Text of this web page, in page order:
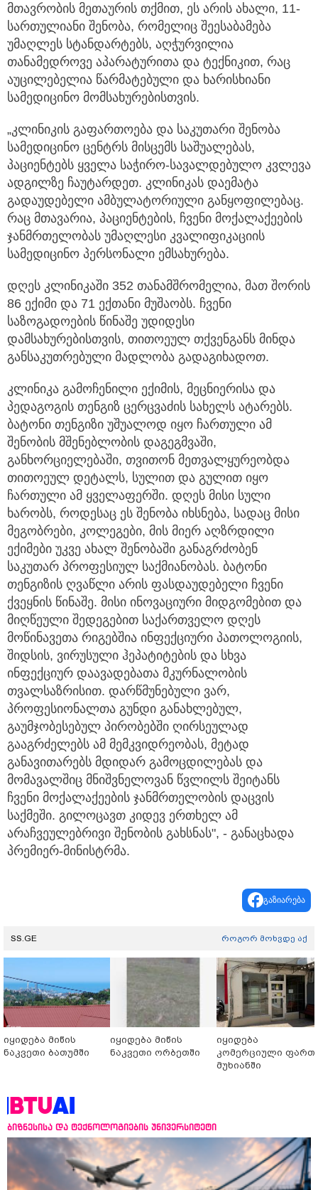
მთავრობის მეთაურის თქმით, ეს არის ახალი, 11-
სართულიანი შენობა, რომელიც შეესაბამება
უმაღლეს სტანდარტებს, აღჭურვილია
თანამედროვე აპარატურითა და ტექნიკით, რაც
აუცილებელია წარმატებული და ხარისხიანი
სამედიცინო მომსახურებისთვის.
„კლინიკის გაფართოება და საკუთარი შენობა
სამედიცინო ცენტრს მისცემს საშუალებას,
პაციენტებს ყველა საჭირო-სავალდებულო კვლევა
ადგილზე ჩაუტარდეთ. კლინიკას დაემატა
გადაუდებელი ამბულატორიული განყოფილებაც.
რაც მთავარია, პაციენტების, ჩვენი მოქალაქეების
ჯანმრთელობას უმაღლესი კვალიფიკაციის
სამედიცინო პერსონალი ემსახურება.
დღეს კლინიკაში 352 თანამშრომელია, მათ შორის
86 ექიმი და 71 ექთანი მუშაობს. ჩვენი
საზოგადოების წინაშე უდიდესი
დამსახურებისთვის, თითოეულ თქვენგანს მინდა
განსაკუთრებული მადლობა გადაგიხადოთ.
კლინიკა გამოჩენილი ექიმის, მეცნიერისა და
პედაგოგის თენგიზ ცერცვაძის სახელს ატარებს.
ბატონი თენგიზი უშუალოდ იყო ჩართული ამ
შენობის მშენებლობის დაგეგმვაში,
განხორციელებაში, თვითონ მეთვალყურეობდა
თითოეულ დეტალს, სულით და გულით იყო
ჩართული ამ ყველაფერში. დღეს მისი სული
ხარობს, როდესაც ეს შენობა იხსნება, სადაც მისი
მეგობრები, კოლეგები, მის მიერ აღზრდილი
ექიმები უკვე ახალ შენობაში განაგრძობენ
საკუთარ პროფესიულ საქმიანობას. ბატონი
თენგიზის ღვაწლი არის ფასდაუდებელი ჩვენი
ქვეყნის წინაშე. მისი ინოვაციური მიდგომებით და
მიღწეული შედეგებით საქართველო დღეს
მოწინავეთა რიგებშია ინფექციური პათოლოგიის,
შიდსის, ვირუსული ჰეპატიტების და სხვა
ინფექციურ დაავადებათა მკურნალობის
თვალსაზრისით. დარწმუნებული ვარ,
პროფესიონალთა გუნდი განახლებულ,
გაუმჯობესებულ პირობებში ღირსეულად
გააგრძელებს ამ მემკვიდრეობას, მეტად
განავითარებს მდიდარ გამოცდილებას და
მომავალშიც მნიშვნელოვან წვლილს შეიტანს
ჩვენი მოქალაქეების ჯანმრთელობის დაცვის
საქმეში. გილოცავთ კიდევ ერთხელ ამ
არაჩვეულებრივი შენობის გახსნას", - განაცხადა
პრემიერ-მინისტრმა.
გაზიარება
SS.GE როგორ მოხვდე აქ
იყიდება მიწის
ნაკვეთი ბათუმში
იყიდება მიწის
ნაკვეთი ორბეთში
იყიდება
კომერციული
მუხიანში
ბიზნესისა და ტექნოლოგიების უნივერსიტეტი